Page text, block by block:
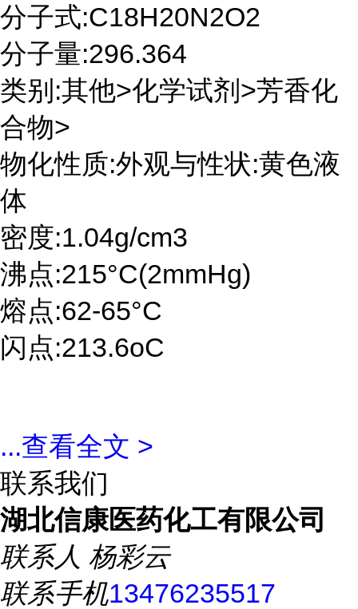
分子式:C18H20N2O2
分子量:296.364
类别:其他>化学试剂>芳香化
合物>
物化性质:外观与性状:黄色液
体
密度:1.04g/cm3
沸点:215°C(2mmHg)
熔点:62-65°C
闪点:213.6oC
...查看全文 >
联系我们
湖北信康医药化工有限公司
联系人 杨彩云
联系手机13476235517